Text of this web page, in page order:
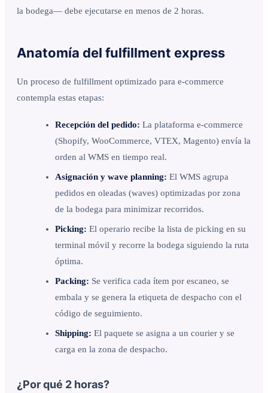
la bodega— debe ejecutarse en menos de 2 horas.
Anatomía del fulfillment express
Un proceso de fulfillment optimizado para e-commerce
contempla estas etapas:
Recepción del pedido: La plataforma e-commerce
(Shopify, WooCommerce, VTEX, Magento) envía la
orden al WMS en tiempo real.
Asignación y wave planning: El WMS agrupa
pedidos en oleadas (waves) optimizadas por zona
de la bodega para minimizar recorridos.
Picking: El operario recibe la lista de picking en su
terminal móvil y recorre la bodega siguiendo la ruta
óptima.
Packing: Se verifica cada ítem por escaneo, se
embala y se genera la etiqueta de despacho con el
código de seguimiento.
Shipping: El paquete se asigna a un courier y se
carga en la zona de despacho.
¿Por qué 2 horas?